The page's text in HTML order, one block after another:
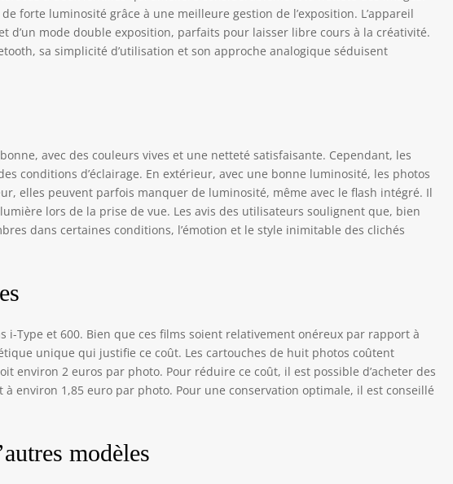
forte luminosité grâce à une meilleure gestion de l’exposition. L’appareil
d’un mode double exposition, parfaits pour laisser libre cours à la créativité.
sa simplicité d’utilisation et son approche analogique séduisent
avec des couleurs vives et une netteté satisfaisante. Cependant, les
conditions d’éclairage. En extérieur, avec une bonne luminosité, les photos
elles peuvent parfois manquer de luminosité, même avec le flash intégré. Il
lors de la prise de vue. Les avis des utilisateurs soulignent que, bien
dans certaines conditions, l’émotion et le style inimitable des clichés
i-Type et 600. Bien que ces films soient relativement onéreux par rapport à
unique qui justifie ce coût. Les cartouches de huit photos coûtent
environ 2 euros par photo. Pour réduire ce coût, il est possible d’acheter des
à environ 1,85 euro par photo. Pour une conservation optimale, il est conseillé
modèles